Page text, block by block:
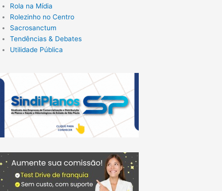
Rola na Mídia
Rolezinho no Centro
Sacrosanctum
Tendências & Debates
Utilidade Pública